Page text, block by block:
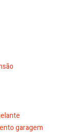
garagem